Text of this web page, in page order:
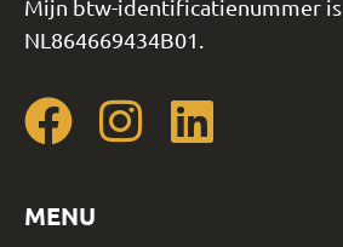
Mijn btw-identificatienummer is
NL864669434B01.
MENU